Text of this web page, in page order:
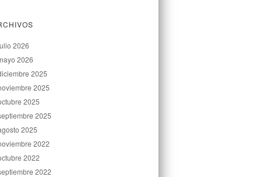
2026
2026
2025
2025
2025
2025
2025
2022
2022
2022